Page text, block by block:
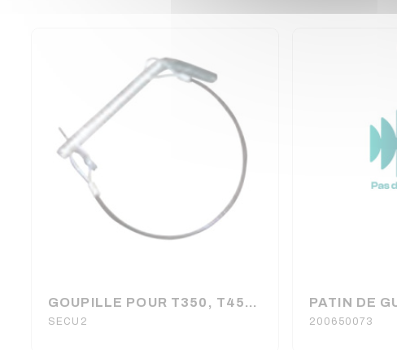
GOUPILLE POUR T350, T450, T550, T650 ASD
SECU2 200650073